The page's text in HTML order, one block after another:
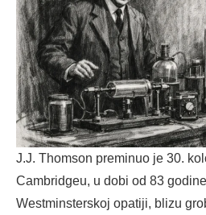
J.J. Thomson preminuo je 30.
Cambridgeu, u dobi od 83
Westminsterskoj opatiji, blizu